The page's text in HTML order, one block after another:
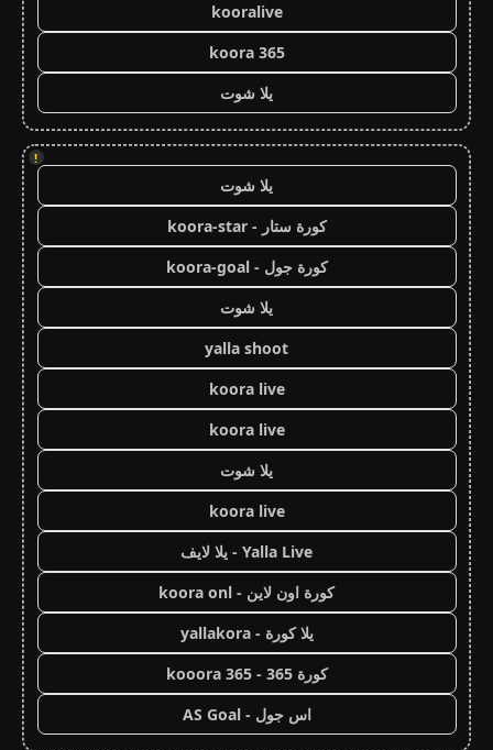
kooralive
koora 365
يلا شوت
!
يلا شوت
كورة ستار - koora-star
كورة جول - koora-goal
يلا شوت
yalla shoot
koora live
koora live
يلا شوت
koora live
Yalla Live - يلا لايف
كورة اون لاين - koora onl
يلا كورة - yallakora
كورة 365 - kooora 365
اس جول - AS Goal